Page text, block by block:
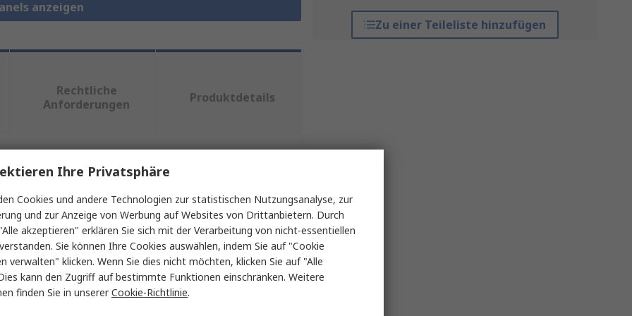
anzeigen
Zu einer Teileliste hinzufügen
Rechtliche
Anforderungen
Produktdetails
oder mehrere Eigenschaften auswählen.
Wert
nVent SCHROFF
Frontplatte
Aluminium
Ihre Privatsphäre
Cookies und andere Technologien zur statistischen Nutzungsanalyse, zur
und zur Anzeige von Werbung auf Websites von Drittanbietern. Durch
akzeptieren" erklären Sie sich mit der Verarbeitung von nicht-essentiellen
Sie können Ihre Cookies auswählen, indem Sie auf "Cookie
verwalten" klicken. Wenn Sie dies nicht möchten, klicken Sie auf "Alle
kann den Zugriff auf bestimmte Funktionen einschränken. Weitere
finden Sie in unsererCookie-Richtlinie.